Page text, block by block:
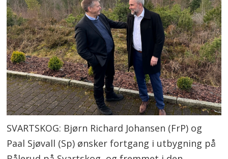
SVARTSKOG: Bjørn Richard Johansen (FrP) og
Paal Sjøvall (Sp) ønsker fortgang i utbygning på